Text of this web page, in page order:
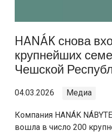
HANÁK снова
крупнейших
Чешской
04.03.2026 Медиа
Компания HANÁK
вошла в число 200